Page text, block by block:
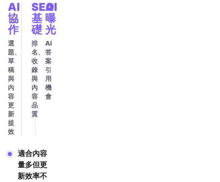
AI
協
作
選
題、
草
稿
與
內
容
更
新
提
效
SEO
基
礎
排
名、
收
錄
與
內
容
品
質
AI
曝
光
AI
答
案
引
用
機
會
適合內容
量多但更
新效率不